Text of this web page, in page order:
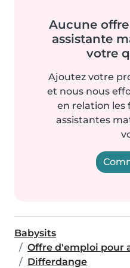
Aucune
assistante
votre
Ajoutez votre
et nous nous
en relation les
assistantes
Babysits
Offre d'emploi pour
Differdange